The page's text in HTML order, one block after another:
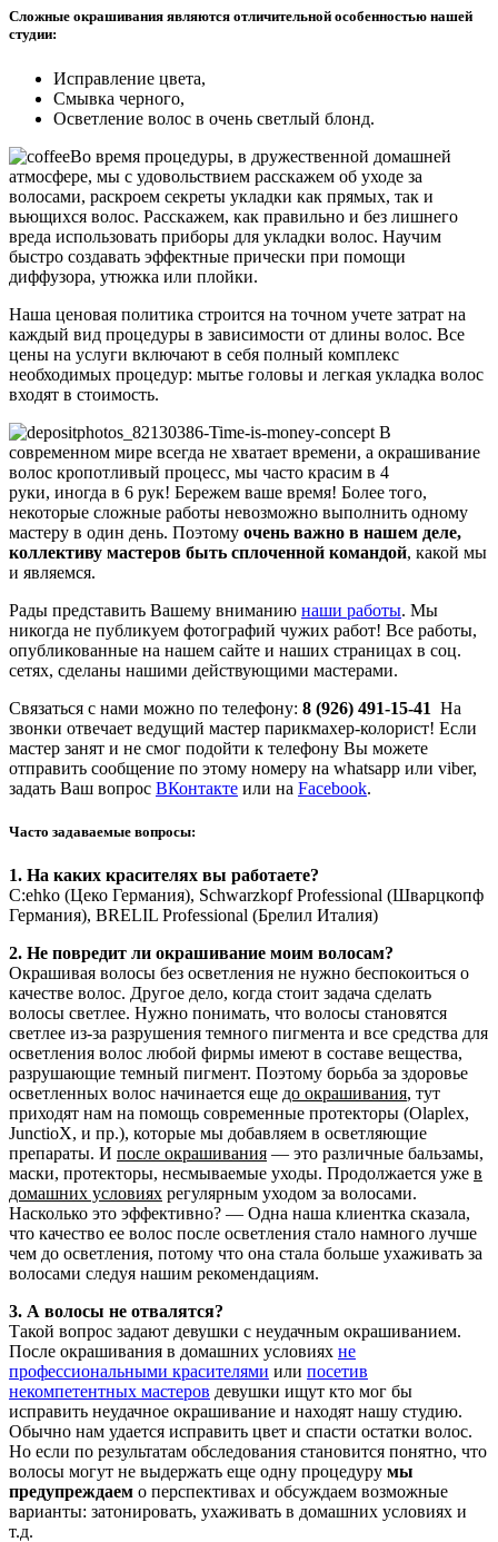
Сложные окрашивания являются отличительной особенностью нашей
студии:
Исправление цвета,
Смывка черного,
Осветление волос в очень светлый блонд.
Во время процедуры, в дружественной домашней
атмосфере, мы с удовольствием расскажем об уходе за
волосами, раскроем секреты укладки как прямых, так и
вьющихся волос. Расскажем, как правильно и без лишнего
вреда использовать приборы для укладки волос. Научим
быстро создавать эффектные прически при помощи
диффузора, утюжка или плойки.
Наша ценовая политика строится на точном учете затрат на
каждый вид процедуры в зависимости от длины волос. Все
цены на услуги включают в себя полный комплекс
необходимых процедур: мытье головы и легкая укладка волос
входят в стоимость.
В
современном мире всегда не хватает времени, а окрашивание
волос кропотливый процесс, мы часто красим в 4
руки, иногда в 6 рук! Бережем ваше время! Более того,
некоторые сложные работы невозможно выполнить одному
мастеру в один день. Поэтому очень важно в нашем деле,
коллективу мастеров быть сплоченной командой, какой мы
и являемся.
Рады представить Вашему вниманию наши работы. Мы
никогда не публикуем фотографий чужих работ! Все работы,
опубликованные на нашем сайте и наших страницах в соц.
сетях, сделаны нашими действующими мастерами.
Связаться с нами можно по телефону: 8 (926) 491-15-41 На
звонки отвечает ведущий мастер парикмахер-колорист! Если
мастер занят и не смог подойти к телефону Вы можете
отправить сообщение по этому номеру на whatsapp или viber,
задать Ваш вопрос ВКонтакте или на Facebook.
Часто задаваемые вопросы:
1. На каких красителях вы работаете?
C:ehko (Цеко Германия), Schwarzkopf Professional (Шварцкопф
Германия), BRELIL Professional (Брелил Италия)
2. Не повредит ли окрашивание моим волосам?
Окрашивая волосы без осветления не нужно беспокоиться о
качестве волос. Другое дело, когда стоит задача сделать
волосы светлее. Нужно понимать, что волосы становятся
светлее из-за разрушения темного пигмента и все средства для
осветления волос любой фирмы имеют в составе вещества,
разрушающие темный пигмент. Поэтому борьба за здоровье
осветленных волос начинается еще до окрашивания, тут
приходят нам на помощь современные протекторы (Olaplex,
JunctioX, и пр.), которые мы добавляем в осветляющие
препараты. И после окрашивания — это различные бальзамы,
маски, протекторы, несмываемые уходы. Продолжается уже в
домашних условиях регулярным уходом за волосами.
Насколько это эффективно? — Одна наша клиентка сказала,
что качество ее волос после осветления стало намного лучше
чем до осветления, потому что она стала больше ухаживать за
волосами следуя нашим рекомендациям.
3. А волосы не отвалятся?
Такой вопрос задают девушки с неудачным окрашиванием.
После окрашивания в домашних условиях не
профессиональными красителями или посетив
некомпетентных мастеров девушки ищут кто мог бы
исправить неудачное окрашивание и находят нашу студию.
Обычно нам удается исправить цвет и спасти остатки волос.
Но если по результатам обследования становится понятно, что
волосы могут не выдержать еще одну процедуру мы
предупреждаем о перспективах и обсуждаем возможные
варианты: затонировать, ухаживать в домашних условиях и
т.д.